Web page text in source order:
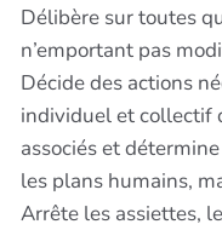
Délibère sur toutes
n’emportant pas
Décide des actions
individuel et collectif
associés et
les plans humains,
Arrête les assiettes,